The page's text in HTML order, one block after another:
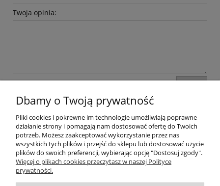
Twoja opinia:
Moje konto
Płatności i dostawa
Dbamy o Twoją prywatność
Pliki cookies i pokrewne im technologie umożliwiają poprawne
działanie strony i pomagają nam dostosować ofertę do Twoich
potrzeb. Możesz zaakceptować wykorzystanie przez nas
wszystkich tych plików i przejść do sklepu lub dostosować użycie
plików do swoich preferencji, wybierając opcję "Dostosuj zgody".
Więcej o plikach cookies przeczytasz w naszej Polityce
prywatności.